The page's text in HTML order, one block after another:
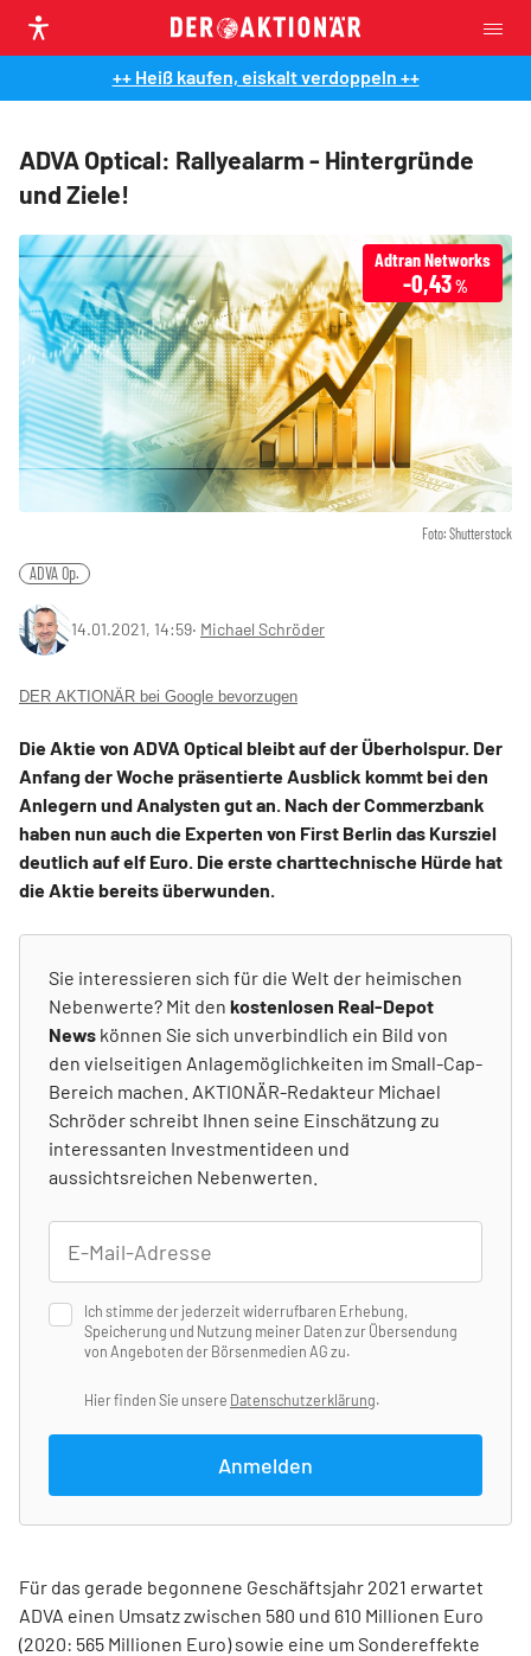
++ Heiß kaufen, eiskalt verdoppeln ++
ADVA Optical: Rallyealarm - Hintergründe
und Ziele!
Foto: Shutterstock
Adtran Networks
-0,43 %
ADVA Op.
14.01.2021, 14:59‧ Michael Schröder
DER AKTIONÄR bei Google bevorzugen
Die Aktie von ADVA Optical bleibt auf der Überholspur. Der
Anfang der Woche präsentierte Ausblick kommt bei den
Anlegern und Analysten gut an. Nach der Commerzbank
haben nun auch die Experten von First Berlin das Kursziel
deutlich auf elf Euro. Die erste charttechnische Hürde hat
die Aktie bereits überwunden.
Sie interessieren sich für die Welt der heimischen
Nebenwerte? Mit den kostenlosen Real-Depot
News können Sie sich unverbindlich ein Bild von
den vielseitigen Anlagemöglichkeiten im Small-Cap-
Bereich machen. AKTIONÄR-Redakteur Michael
Schröder schreibt Ihnen seine Einschätzung zu
interessanten Investmentideen und
aussichtsreichen Nebenwerten.
Ich stimme der jederzeit widerrufbaren Erhebung,
Speicherung und Nutzung meiner Daten zur Übersendung
von Angeboten der Börsenmedien AG zu.
Hier finden Sie unsere Datenschutzerklärung.
Anmelden
Für das gerade begonnene Geschäftsjahr 2021 erwartet
ADVA einen Umsatz zwischen 580 und 610 Millionen Euro
(2020: 565 Millionen Euro) sowie eine um Sondereffekte